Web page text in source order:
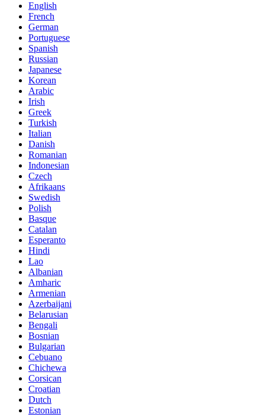
English
French
German
Portuguese
Spanish
Russian
Japanese
Korean
Arabic
Irish
Greek
Turkish
Italian
Danish
Romanian
Indonesian
Czech
Afrikaans
Swedish
Polish
Basque
Catalan
Esperanto
Hindi
Lao
Albanian
Amharic
Armenian
Azerbaijani
Belarusian
Bengali
Bosnian
Bulgarian
Cebuano
Chichewa
Corsican
Croatian
Dutch
Estonian